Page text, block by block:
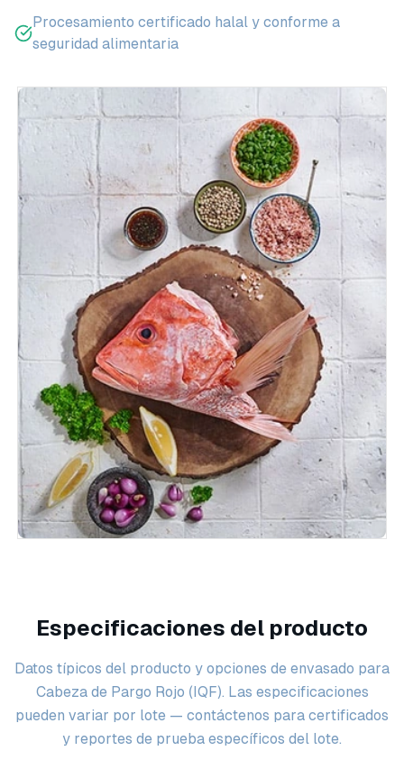
Procesamiento certificado halal y conforme a
seguridad alimentaria
Especificaciones del producto
Datos típicos del producto y opciones de envasado para
Cabeza de Pargo Rojo (IQF). Las especificaciones
pueden variar por lote — contáctenos para certificados
y reportes de prueba específicos del lote.